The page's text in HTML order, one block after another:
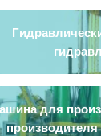
для
производителя